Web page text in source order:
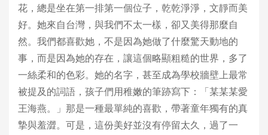
花，總是坐在第一排第一個位子，乾乾淨淨，文靜而美
好。她來自台灣，與我們不太一樣，卻又美得那麼自
然。我們都喜歡她，不是因為她做了什麼驚天動地的
事，而是因為她的存在，讓這個略顯粗糙的世界，多了
一絲柔和的色彩。她的名字，甚至成為學校牆壁上最常
被提及的詞語，孩子們用稚嫩的筆跡寫下：「某某某愛
王海燕。」那是一種最單純的喜歡，帶著童年獨有的真
摯與羞澀。可是，這份美好並沒有停留太久，過了一